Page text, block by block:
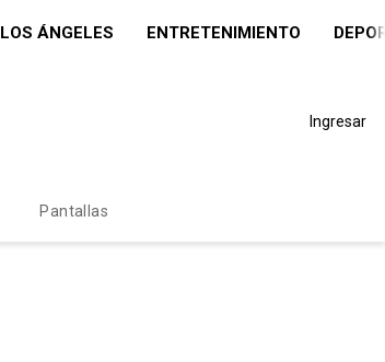
LOS ÁNGELES ENTRETENIMIENTO
Ingresar
Pantallas